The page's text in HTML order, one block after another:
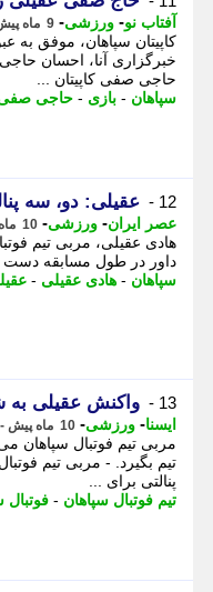
آفتاب نو- ورزشی- 9 ماه پیش - شنبه 10 آبان 1404، 21:51
کاپیتان سپاهان، موفق به
حاجی صفی کاپیتان ...
سپاهان - بازی - حاجی
12 - عقیلی: دو، سه
عصر ایران- ورزشی- 10 ماه پیش - سه شنبه 29 مهر 1404، 23:45
هادی عقیلی، مربی تیم
داور در طول مسابقه دست
سپاهان - هادی عقیلی -
13 - واکنش عقیلی به
ایسنا- ورزشی- 10 ماه پیش - سه شنبه 29 مهر 1404، 21:25
مربی تیم فوتبال سپاهان
تیم بگیرد. - مربی تیم
پنالتی برای ...
تیم فوتبال سپاهان - فوتبال